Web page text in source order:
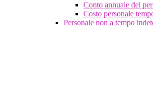
Conto annuale del
Costo personale
Personale non a tempo